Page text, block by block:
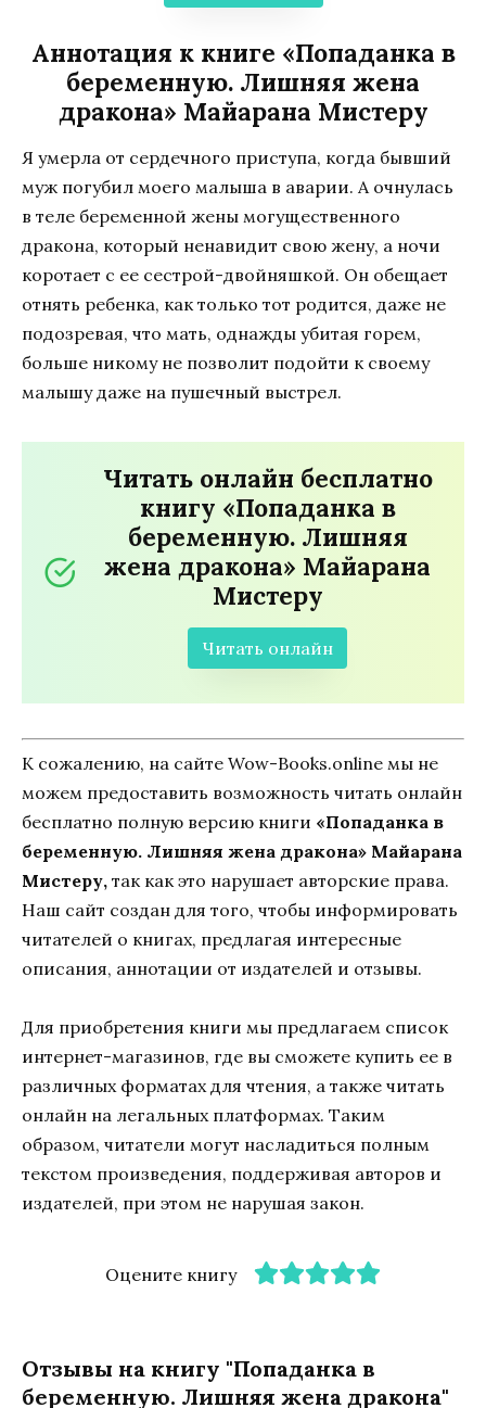
Аннотация к книге «Попаданка в
беременную. Лишняя жена
дракона» Майарана Мистеру
Я умерла от сердечного приступа, когда бывший
муж погубил моего малыша в аварии. А очнулась
в теле беременной жены могущественного
дракона, который ненавидит свою жену, а ночи
коротает с ее сестрой-двойняшкой. Он обещает
отнять ребенка, как только тот родится, даже не
подозревая, что мать, однажды убитая горем,
больше никому не позволит подойти к своему
малышу даже на пушечный выстрел.
Читать онлайн бесплатно
книгу «Попаданка в
беременную. Лишняя
жена дракона» Майарана
Мистеру
Читать онлайн
К сожалению, на сайте Wow-Books.online мы не
можем предоставить возможность читать онлайн
бесплатно полную версию книги «Попаданка в
беременную. Лишняя жена дракона» Майарана
Мистеру, так как это нарушает авторские права.
Наш сайт создан для того, чтобы информировать
читателей о книгах, предлагая интересные
описания, аннотации от издателей и отзывы.
Для приобретения книги мы предлагаем список
интернет-магазинов, где вы сможете купить ее в
различных форматах для чтения, а также читать
онлайн на легальных платформах. Таким
образом, читатели могут насладиться полным
текстом произведения, поддерживая авторов и
издателей, при этом не нарушая закон.
Оцените книгу
Отзывы на книгу "Попаданка в
беременную. Лишняя жена дракона"